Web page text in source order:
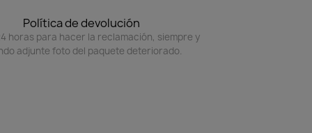
Política de devolución
horas para hacer la reclamación, siempre y
adjunte foto del paquete deteriorado.